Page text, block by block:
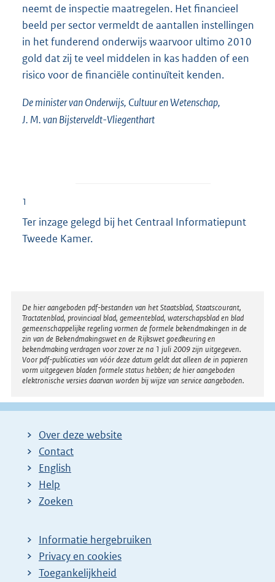
neemt de inspectie maatregelen. Het financieel
beeld per sector vermeldt de aantallen instellingen
in het funderend onderwijs waarvoor ultimo 2010
gold dat zij te veel middelen in kas hadden of een
risico voor de financiële continuïteit kenden.
De minister van Onderwijs, Cultuur en Wetenschap,
J. M. van Bijsterveldt-Vliegenthart
1
Ter inzage gelegd bij het Centraal Informatiepunt
Tweede Kamer.
Disclaimer
De hier aangeboden pdf-bestanden van het Staatsblad, Staatscourant,
Tractatenblad, provinciaal blad, gemeenteblad, waterschapsblad en blad
gemeenschappelijke regeling vormen de formele bekendmakingen in de
zin van de Bekendmakingswet en de Rijkswet goedkeuring en
bekendmaking verdragen voor zover ze na 1 juli 2009 zijn uitgegeven.
Voor pdf-publicaties van vóór deze datum geldt dat alleen de in papieren
vorm uitgegeven bladen formele status hebben; de hier aangeboden
elektronische versies daarvan worden bij wijze van service aangeboden.
Over deze website
Contact
English
Help
Zoeken
Informatie hergebruiken
Privacy en cookies
Toegankelijkheid